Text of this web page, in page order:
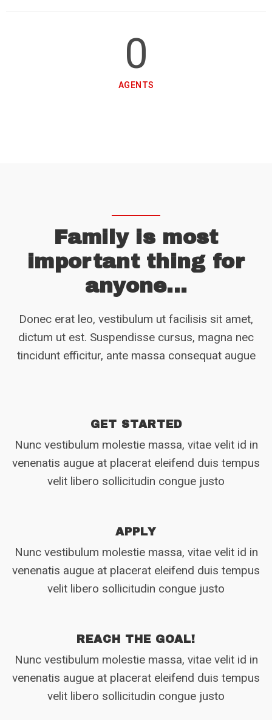
AGENTS
0
Family is most
important thing for
anyone...
Donec erat leo, vestibulum ut facilisis sit amet,
dictum ut est. Suspendisse cursus, magna nec
tincidunt efficitur, ante massa consequat augue
GET STARTED
Nunc vestibulum molestie massa, vitae velit id in
venenatis augue at placerat eleifend duis tempus
velit libero sollicitudin congue justo
APPLY
Nunc vestibulum molestie massa, vitae velit id in
venenatis augue at placerat eleifend duis tempus
velit libero sollicitudin congue justo
REACH THE GOAL!
Nunc vestibulum molestie massa, vitae velit id in
venenatis augue at placerat eleifend duis tempus
velit libero sollicitudin congue justo